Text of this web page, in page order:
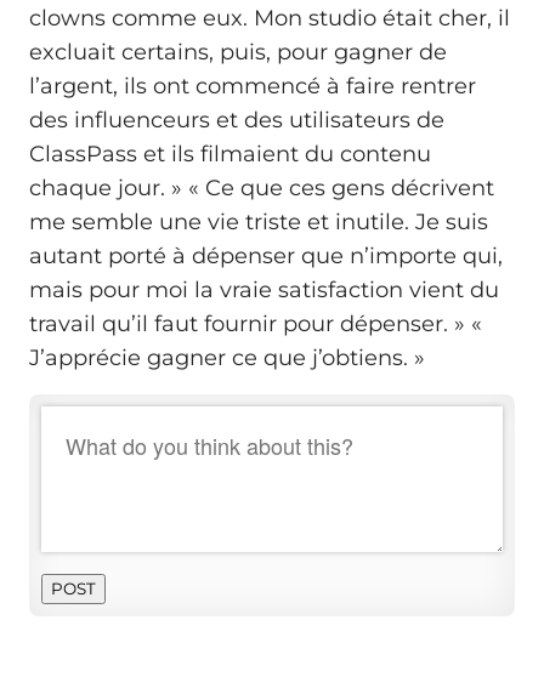
clowns comme eux. Mon studio était cher, il
excluait certains, puis, pour gagner de
l’argent, ils ont commencé à faire rentrer
des influenceurs et des utilisateurs de
ClassPass et ils filmaient du contenu
chaque jour. » « Ce que ces gens décrivent
me semble une vie triste et inutile. Je suis
autant porté à dépenser que n’importe qui,
mais pour moi la vraie satisfaction vient du
travail qu’il faut fournir pour dépenser. » «
J’apprécie gagner ce que j’obtiens. »
POST